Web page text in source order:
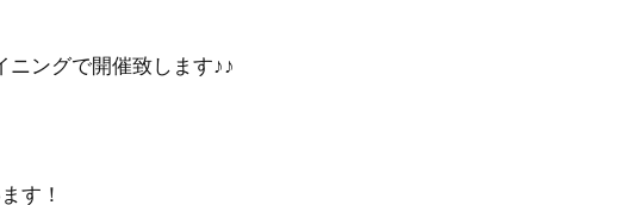
ングで開催致します♪♪
す！